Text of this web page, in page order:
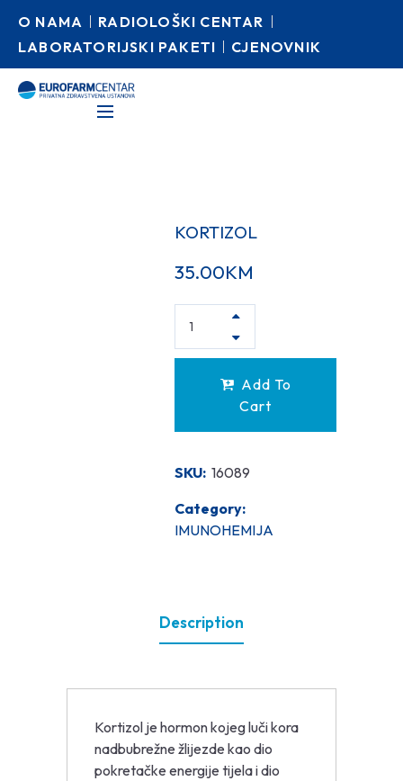
O NAMA
RADIOLOŠKI CENTAR
LABORATORIJSKI PAKETI
CJENOVNIK
KORTIZOL
35.00KM
Add To
Cart
SKU: 16089
Category:
IMUNOHEMIJA
Description
Kortizol je hormon kojeg luči kora
nadbubrežne žlijezde kao dio
pokretačke energije tijela i dio